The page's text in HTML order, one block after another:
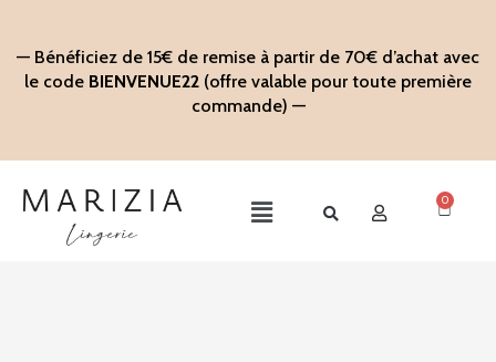
contenu
— Bénéficiez de 15€ de remise à partir de 70€ d’achat avec
le code BIENVENUE22 (offre valable pour toute première
commande) —
Main
0
Panier